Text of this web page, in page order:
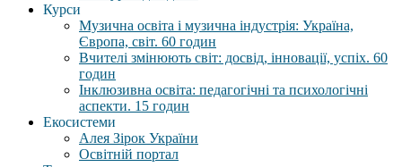
Курси
Музична освіта і музична індустрія: Україна,
Європа, світ. 60 годин
Вчителі змінюють світ: досвід, інновації, успіх. 60
годин
Інклюзивна освіта: педагогічні та психологічні
аспекти. 15 годин
Екосистеми
Алея Зірок України
Освітній портал